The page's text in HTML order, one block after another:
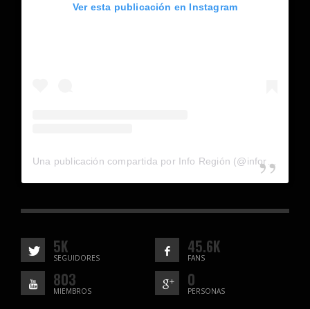
Ver esta publicación en Instagram
5K
SEGUIDORES
45.6K
FANS
803
MIEMBROS
0
PERSONAS